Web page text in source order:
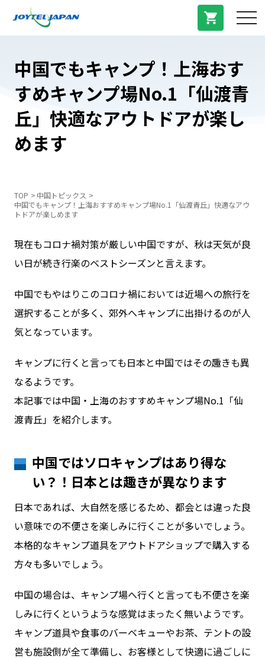
お問い合わせ
WiFiレンタルプランお申し込み
料金プラン
プラン/商品
中国トピックス
法人登録
中国でもキャンプ！上海おす
すめキャンプ場No.1「仙渡青
丘」快適なアウトドアが楽し
めます
TOP
中国トピックス
中国でもキャンプ！上海おすすめキャンプ場No.1「仙渡青丘」快適なアウ
トドアが楽しめます
現在もコロナ禍対策が厳しい中国ですが、秋は天気が良
い日が続き行楽のベストシーズンと言えます。
中国でもやはりこのコロナ禍においては近場への旅行を
選択することが多く、郊外へキャンプに出掛けるのが人
気となっています。
キャンプに行くと言っても日本と中国ではその趣きも異
なるようです。
本記事では中国・上海のおすすめキャンプ場No.1「仙
渡青丘」を紹介します。
中国ではソロキャンプはあり得な
い？！日本とは趣きが異なります
日本であれば、大自然を感じるため、都会とは違った良
い意味での不便さを楽しみに行くことが多いでしょう。
本格的なキャンプ道具をアウトドアショップで購入する
方々も多いでしょう。
中国の場合は、キャンプ場へ行くと言っても不便さを楽
しみに行くというような感覚はまったく無いようです。
キャンプ道具や食事のバーベキューやお茶、テントの設
営も施設側が全て準備し、お客様として快適に過ごしに